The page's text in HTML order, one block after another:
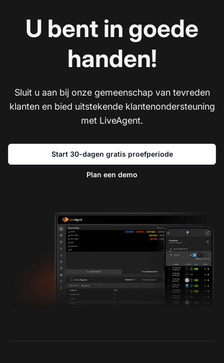
U bent in goede
handen!
Sluit u aan bij onze gemeenschap van tevreden
klanten en bied uitstekende klantenondersteuning
met LiveAgent.
Start 30-dagen gratis proefperiode
Plan een demo